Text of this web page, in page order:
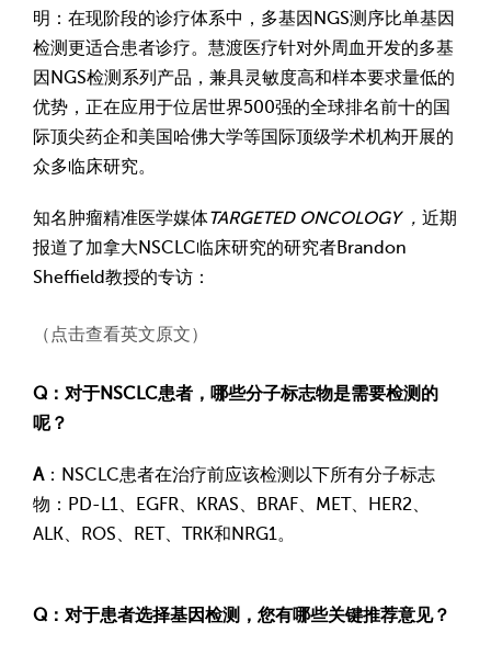
明：在现阶段的诊疗体系中，多基因NGS测序比单基因
检测更适合患者诊疗。慧渡医疗针对外周血开发的多基
因NGS检测系列产品，兼具灵敏度高和样本要求量低的
优势，正在应用于位居世界500强的全球排名前十的国
际顶尖药企和美国哈佛大学等国际顶级学术机构开展的
众多临床研究。
知名肿瘤精准医学媒体TARGETED ONCOLOGY ， 近期
报道了加拿大NSCLC临床研究的研究者Brandon
Sheffield教授的专访：
（点击查看英文原文）
Q：对于NSCLC患者，哪些分子标志物是需要检测的
呢？
A：NSCLC患者在治疗前应该检测以下所有分子标志
物：PD-L1、EGFR、KRAS、BRAF、MET、HER2、
ALK、ROS、RET、TRK和NRG1。
Q：对于患者选择基因检测，您有哪些关键推荐意见？